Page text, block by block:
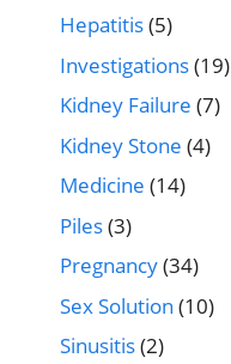
Hepatitis(5)
Investigations(19)
Kidney Failure (7)
Kidney Stone (4)
Medicine (14)
Piles(3)
Pregnancy(34)
Sex Solution (10)
Sinusitis(2)